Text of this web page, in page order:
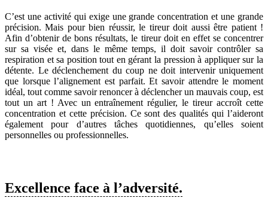
C’est une activité qui exige une grande concentration et une grande
précision. Mais pour bien réussir, le tireur doit aussi être patient !
Afin d’obtenir de bons résultats, le tireur doit en effet se concentrer
sur sa visée et, dans le même temps, il doit savoir contrôler sa
respiration et sa position tout en gérant la pression à appliquer sur la
détente. Le déclenchement du coup ne doit intervenir uniquement
que lorsque l’alignement est parfait. Et savoir attendre le moment
idéal, tout comme savoir renoncer à déclencher un mauvais coup, est
tout un art ! Avec un entraînement régulier, le tireur accroît cette
concentration et cette précision. Ce sont des qualités qui l’aideront
également pour d’autres tâches quotidiennes, qu’elles soient
personnelles ou professionnelles.
Excellence face à l’adversité.